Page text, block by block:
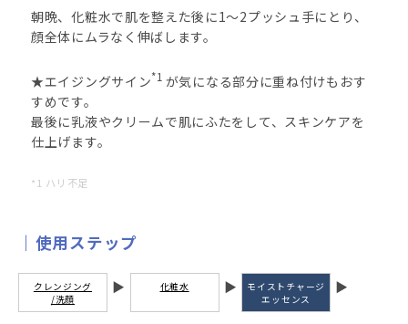
朝晩、化粧水で肌を整えた後に1～2プッシュ手にとり、
顔全体にムラなく伸ばします。
★エイジングサイン*1 が気になる部分に重ね付けもおす
すめです。
最後に乳液やクリームで肌にふたをして、スキンケアを
仕上げます。
*1 ハリ不足
使用ステップ
クレンジング
/洗顔
化粧水
モイストチャージ
エッセンス